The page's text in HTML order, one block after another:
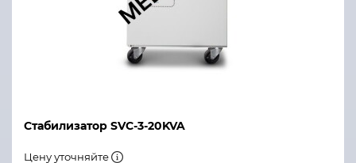
Стабилизатор SVC-3-20KVA
Цену уточняйте